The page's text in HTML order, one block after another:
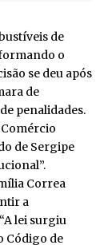
de
o
se deu após
de
penalidades.
de Sergipe
Correa
a
lei surgiu
Código de